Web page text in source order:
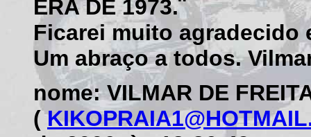
ERA DE 1973.¨
Ficarei muito agradecido
Um abraço a todos.
nome: VILMAR DE
(